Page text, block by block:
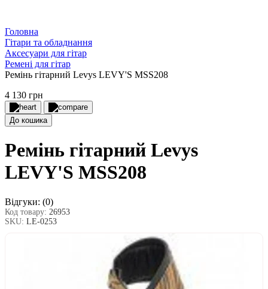
Головна
Гітари та обладнання
Аксесуари для гітар
Ремені для гітар
Ремінь гітарний Levys LEVY'S MSS208
4 130 грн
До кошика
Ремінь гітарний Levys
LEVY'S MSS208
Відгуки: (0)
Код товару: 26953
SKU: LE-0253